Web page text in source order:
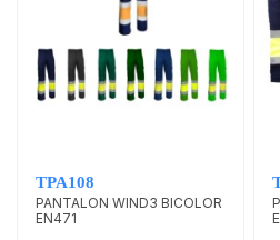
TPA108
PANTALON WIND3 BICOLOR
EN471